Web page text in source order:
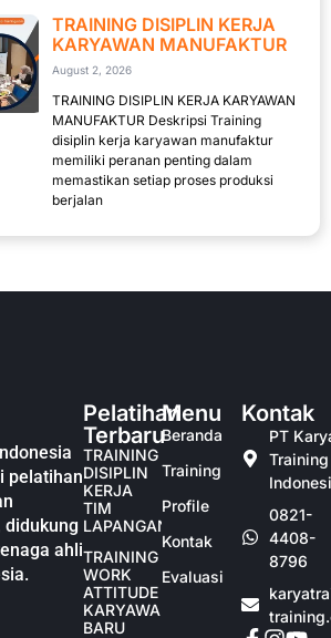
TRAINING DISIPLIN KERJA
KARYAWAN MANUFAKTUR
August 2, 2026
TRAINING DISIPLIN KERJA KARYAWAN
MANUFAKTUR Deskripsi Training
disiplin kerja karyawan manufaktur
memiliki peranan penting dalam
memastikan setiap proses produksi
berjalan
pelatihan
ahli
Pelatihan
Terbaru
TRAINING
DISIPLIN
KERJA
TIM
LAPANGAN
TRAINING
WORK
ATTITUDE
KARYAWAN
BARU
Menu
Beranda
Training
Profile
Kontak
Evaluasi
Kontak
PT
Training
0821-
4408-
8796